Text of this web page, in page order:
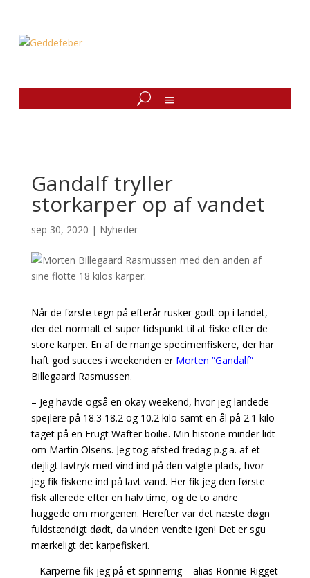
Gandalf tryller
storkarper op af vandet
sep 30, 2020 | Nyheder
Når de første tegn på efterår rusker godt op i landet,
der det normalt et super tidspunkt til at fiske efter de
store karper. En af de mange specimenfiskere, der har
haft god succes i weekenden er Morten ”Gandalf”
Billegaard Rasmussen.
– Jeg havde også en okay weekend, hvor jeg landede
spejlere på 18.3 18.2 og 10.2 kilo samt en ål på 2.1 kilo
taget på en Frugt Wafter boilie. Min historie minder lidt
om Martin Olsens. Jeg tog afsted fredag p.g.a. af et
dejligt lavtryk med vind ind på den valgte plads, hvor
jeg fik fiskene ind på lavt vand. Her fik jeg den første
fisk allerede efter en halv time, og de to andre
huggede om morgenen. Herefter var det næste døgn
fuldstændigt dødt, da vinden vendte igen! Det er sgu
mærkeligt det karpefiskeri.
– Karperne fik jeg på et spinnerrig – alias Ronnie Rigget